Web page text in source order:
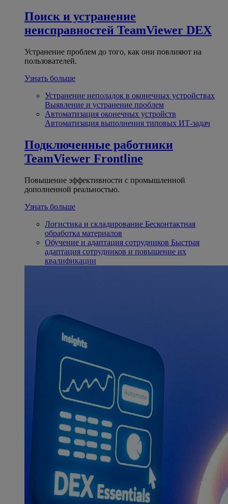
Поиск и устранение
неисправностей TeamViewer DEX
Устранение проблем до того, как они повлияют на
пользователей.
Узнать больше
Устранение неполадок в оконечных устройствах
Выявление и устранение проблем
Автоматизация оконечных устройств
Автоматизация выполнения типовых ИТ-задач
Подключенные работники
TeamViewer Frontline
Повышение эффективности с промышленной
дополненной реальностью.
Узнать больше
Логистика и складирование Бесконтактная
обработка материалов
Обучение и адаптация сотрудников Быстрая
адаптация сотрудников и повышение их
квалификации